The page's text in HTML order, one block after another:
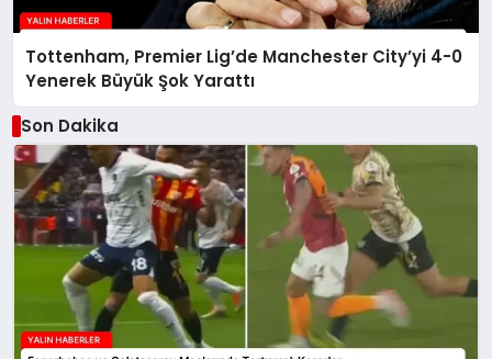
Tottenham, Premier Lig’de Manchester City’yi 4-0
Yenerek Büyük Şok Yarattı
Son Dakika